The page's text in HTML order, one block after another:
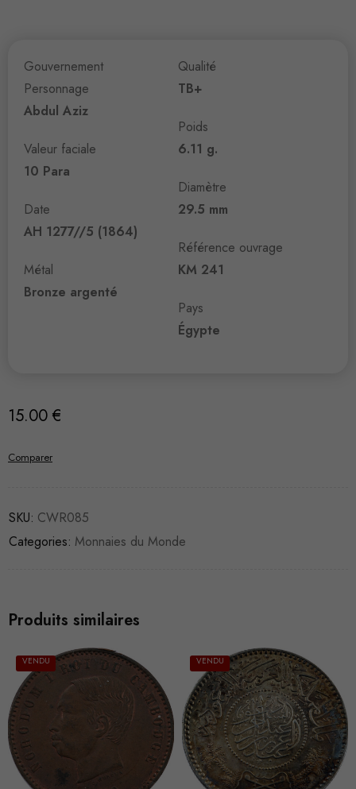
Gouvernement
Personnage
Abdul Aziz
Valeur faciale
10 Para
Date
AH 1277//5 (1864)
Métal
Bronze argenté
Qualité
TB+
Poids
6.11 g.
Diamètre
29.5 mm
Référence ouvrage
KM 241
Pays
Égypte
15.00 €
Comparer
SKU: CWR085
Categories: Monnaies du Monde
Produits similaires
VENDU VENDU